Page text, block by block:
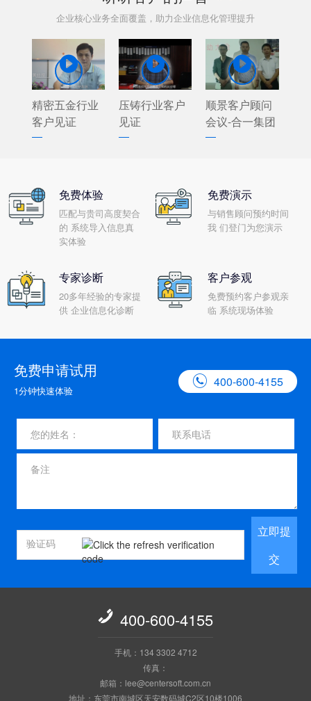
企业核心业务全面覆盖，助力企业信息化管理提升

精密五金行业
客户见证

压铸行业客户
见证

顺景客户顾问
会议-合一集团
免费体验
匹配与贵司高度契合
的 系统导入信息真
实体验
免费演示
与销售顾问预约时间
我 们登门为您演示
专家诊断
20多年经验的专家提
供 企业信息化诊断
客户参观
免费预约客户参观亲
临 系统现场体验
免费申请试用
1分钟快速体验
 400-600-4155
立即提
交
 400-600-4155
手机：134 3302 4712
传真：
邮箱：lee@centersoft.com.cn
地址：东莞市南城区天安数码城C2区10楼1006